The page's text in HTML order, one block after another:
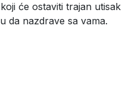
će ostaviti trajan utisak
da nazdrave sa vama.